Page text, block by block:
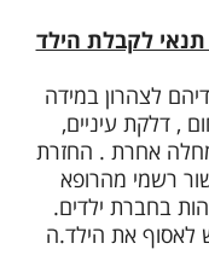
לקבלת הילד
לצהרון במידה
, דלקת עיניים,
אחרת . החזרת
רשמי מהרופא
בחברת ילדים.
לאסוף את הילד.ה